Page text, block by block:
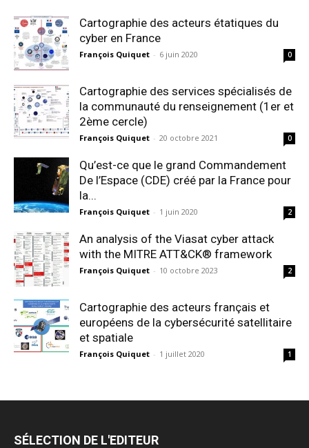
Cartographie des acteurs étatiques du
cyber en France
François Quiquet - 6 juin 2020 0
Cartographie des services spécialisés de
la communauté du renseignement (1er et
2ème cercle)
François Quiquet - 20 octobre 2021 0
Qu’est-ce que le grand Commandement
De l’Espace (CDE) créé par la France pour
la...
François Quiquet - 1 juin 2020 2
An analysis of the Viasat cyber attack
with the MITRE ATT&CK® framework
François Quiquet - 10 octobre 2023 2
Cartographie des acteurs français et
européens de la cybersécurité satellitaire
et spatiale
François Quiquet - 1 juillet 2020 1
SÉLECTION DE L'EDITEUR